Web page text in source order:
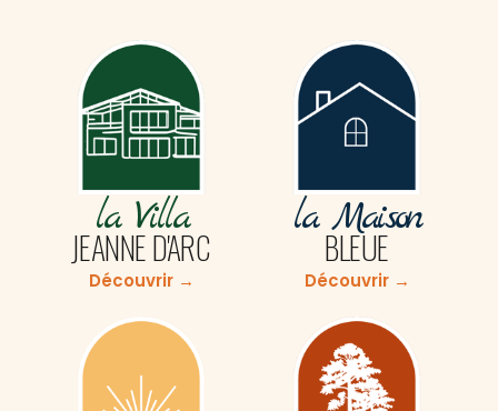
la Villa
JEANNE D'ARC
Découvrir →
la Maison
BLEUE
Découvrir →